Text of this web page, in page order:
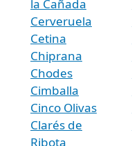
la Cañada
Cerveruela
Cetina
Chiprana
Chodes
Cimballa
Cinco Olivas
Clarés de
Ribota